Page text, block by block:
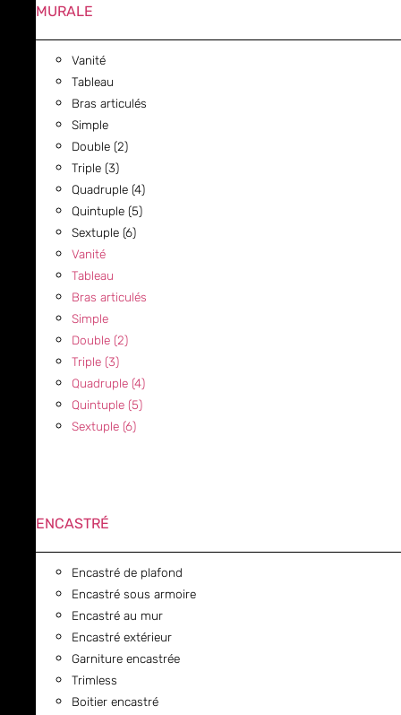
MURALE
Vanité
Tableau
Bras articulés
Simple
Double (2)
Triple (3)
Quadruple (4)
Quintuple (5)
Sextuple (6)
Vanité
Tableau
Bras articulés
Simple
Double (2)
Triple (3)
Quadruple (4)
Quintuple (5)
Sextuple (6)
ENCASTRÉ
Encastré de plafond
Encastré sous armoire
Encastré au mur
Encastré extérieur
Garniture encastrée
Trimless
Boitier encastré